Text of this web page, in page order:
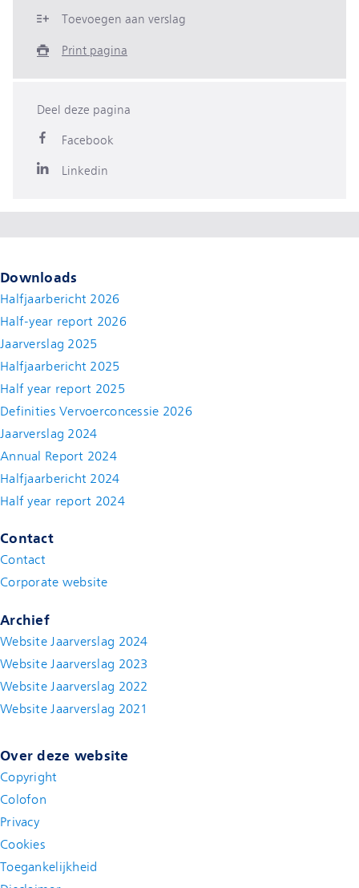
Toevoegen aan verslag
Print pagina
Deel deze pagina
Facebook
Linkedin
Downloads
Halfjaarbericht 2026
Half-year report 2026
Jaarverslag 2025
Halfjaarbericht 2025
Half year report 2025
Definities Vervoerconcessie 2026
Jaarverslag 2024
Annual Report 2024
Halfjaarbericht 2024
Half year report 2024(new window)
Contact
Contact
Corporate website
Archief
Website Jaarverslag 2024
Website Jaarverslag 2023
Website Jaarverslag 2022
Website Jaarverslag 2021
Over deze website
Copyright
Colofon
Privacy
Cookies
Toegankelijkheid